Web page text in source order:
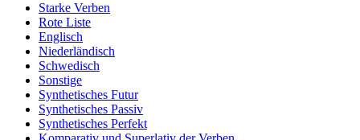
Starke Verben
Rote Liste
Englisch
Niederländisch
Schwedisch
Sonstige
Synthetisches Futur
Synthetisches Passiv
Synthetisches Perfekt